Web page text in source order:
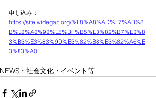
申し込み：
https://site.widegap.org/%E8%A8%AD%E7%AB%8
B%E8%A8%98%E5%BF%B5%E3%82%B7%E3%8
3%B3%E3%83%9D%E3%82%B8%E3%82%A6%E
3%83%A0
NEWS・社会文化・イベント等